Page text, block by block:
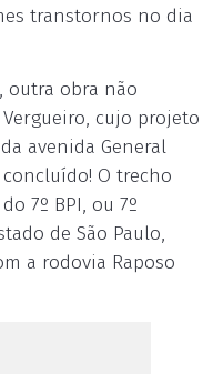
transtornos no dia
outra obra não
cujo projeto
avenida General
O trecho
7º BPI, ou 7º
de São Paulo,
a rodovia Raposo